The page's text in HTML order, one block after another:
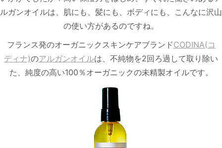
ルガンオイルは、肌にも、髪にも、ボディにも、こんなに沢山
の使い方があるのですね。
フランス発のオーガニックスキンケアブランドCODINA(コ
ディナ)のアルガンオイルは、不純物を2回ろ過して取り除い
た、純度の高い100％オーガニックの未精製オイルです。